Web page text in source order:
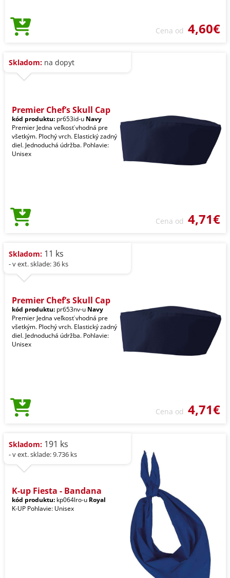
Cena od 4,60€
Skladom: na dopyt
Premier Chef’s Skull Cap
kód produktu: pr653id-u Navy
Premier Jedna veľkosť vhodná pre
všetkým. Plochý vrch. Elastický zadný
diel. Jednoduchá údržba. Pohlavie:
Unisex
Cena od 4,71€
Skladom: 11 ks
- v ext. sklade: 36 ks
Premier Chef’s Skull Cap
kód produktu: pr653nv-u Navy
Premier Jedna veľkosť vhodná pre
všetkým. Plochý vrch. Elastický zadný
diel. Jednoduchá údržba. Pohlavie:
Unisex
Cena od 4,71€
Skladom: 191 ks
- v ext. sklade: 9.736 ks
K-up Fiesta - Bandana
kód produktu: kp064lro-u Royal
K-UP Pohlavie: Unisex